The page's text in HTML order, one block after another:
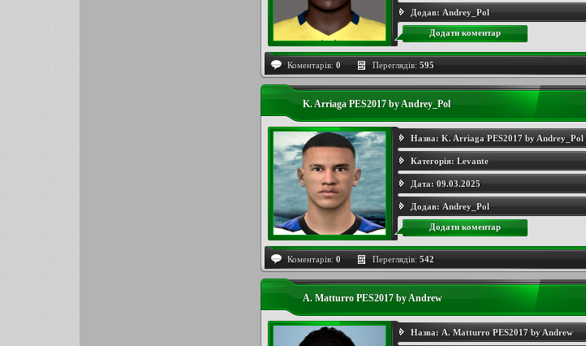
Додав: Andrey_Pol
Додати коментар
Коментарів: 0 Переглядів: 595
K. Arriaga PES2017 by Andrey_Pol
Назва: K. Arriaga PES2017 by Andrey_Pol
Категорія: Levante
Дата: 09.03.2025
Додав: Andrey_Pol
Додати коментар
Коментарів: 0 Переглядів: 542
A. Matturro PES2017 by Andrew
Назва: A. Matturro PES2017 by Andrew